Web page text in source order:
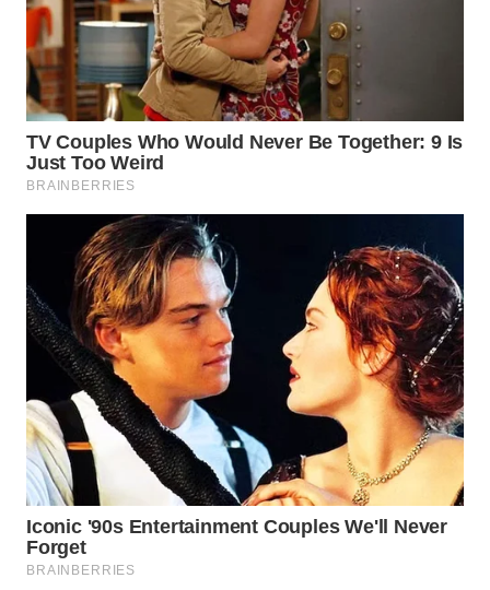
KONSUMEN
WAHANA
LISTRIK
WAHANA
TRAVEL
WAHANA
TV
WAHANANEWS
ID
WAHANANEWS
CO ID
WAHANANEWS
NET
WAHANA
SPORT